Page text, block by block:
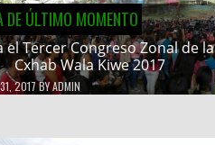
DE ÚLTIMO MOMENTO
el Tercer Congreso Zonal de la
Cxhab Wala Kiwe 2017
2017BYADMIN